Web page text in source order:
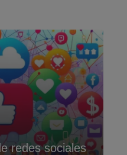
redes sociales